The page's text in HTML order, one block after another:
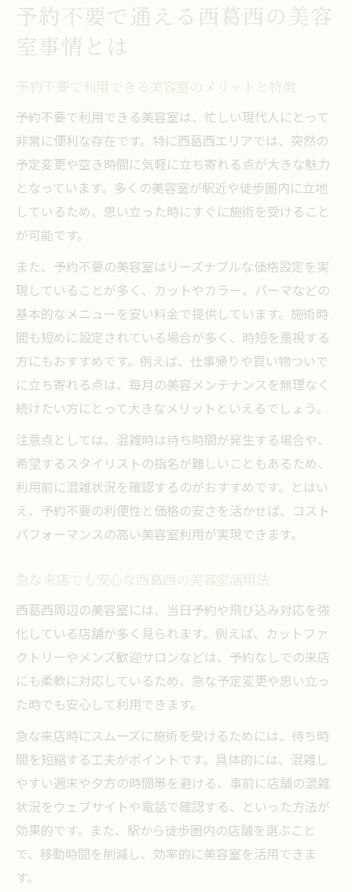
予約不要で通える西葛西の美容
室事情とは
予約不要で利用できる美容室のメリットと特徴
予約不要で利用できる美容室は、忙しい現代人にとって
非常に便利な存在です。特に西葛西エリアでは、突然の
予定変更や空き時間に気軽に立ち寄れる点が大きな魅力
となっています。多くの美容室が駅近や徒歩圏内に立地
しているため、思い立った時にすぐに施術を受けること
が可能です。
また、予約不要の美容室はリーズナブルな価格設定を実
現していることが多く、カットやカラー、パーマなどの
基本的なメニューを安い料金で提供しています。施術時
間も短めに設定されている場合が多く、時短を重視する
方にもおすすめです。例えば、仕事帰りや買い物ついで
に立ち寄れる点は、毎月の美容メンテナンスを無理なく
続けたい方にとって大きなメリットといえるでしょう。
注意点としては、混雑時は待ち時間が発生する場合や、
希望するスタイリストの指名が難しいこともあるため、
利用前に混雑状況を確認するのがおすすめです。とはい
え、予約不要の利便性と価格の安さを活かせば、コスト
パフォーマンスの高い美容室利用が実現できます。
急な来店でも安心な西葛西の美容室活用法
西葛西周辺の美容室には、当日予約や飛び込み対応を強
化している店舗が多く見られます。例えば、カットファ
クトリーやメンズ歓迎サロンなどは、予約なしでの来店
にも柔軟に対応しているため、急な予定変更や思い立っ
た時でも安心して利用できます。
急な来店時にスムーズに施術を受けるためには、待ち時
間を短縮する工夫がポイントです。具体的には、混雑し
やすい週末や夕方の時間帯を避ける、事前に店舗の混雑
状況をウェブサイトや電話で確認する、といった方法が
効果的です。また、駅から徒歩圏内の店舗を選ぶこと
で、移動時間を削減し、効率的に美容室を活用できま
す。